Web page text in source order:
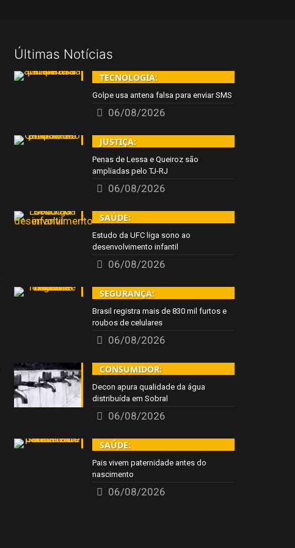
Últimas Notícias
TECNOLOGIA:
Golpe usa antena falsa para enviar SMS
06/08/2026
JUSTIÇA:
Penas de Lessa e Queiroz são
ampliadas pelo TJ-RJ
06/08/2026
SAÚDE:
Estudo da UFC liga sono ao
desenvolvimento infantil
06/08/2026
SEGURANÇA:
Brasil registra mais de 830 mil furtos e
roubos de celulares
06/08/2026
CONSUMIDOR:
Decon apura qualidade da água
distribuída em Sobral
06/08/2026
SAÚDE:
Pais vivem paternidade antes do
nascimento
06/08/2026